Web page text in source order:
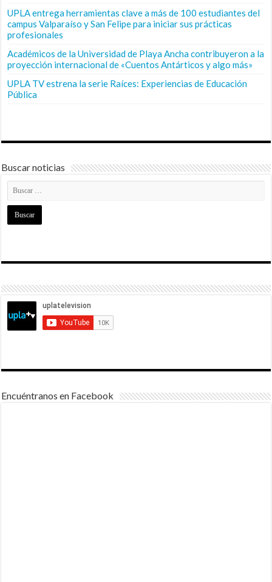
UPLA entrega herramientas clave a más de 100 estudiantes del
campus Valparaíso y San Felipe para iniciar sus prácticas
profesionales
Académicos de la Universidad de Playa Ancha contribuyeron a la
proyección internacional de «Cuentos Antárticos y algo más»
UPLA TV estrena la serie Raíces: Experiencias de Educación
Pública
Buscar noticias
Encuéntranos en Facebook